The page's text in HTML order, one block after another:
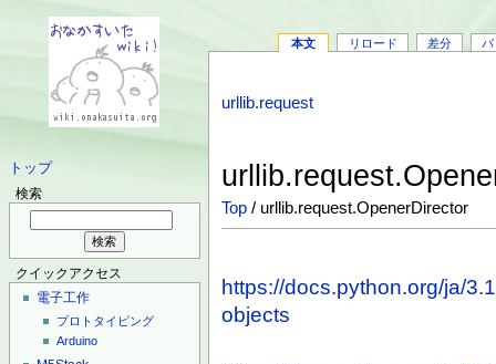
トップ
検索
クイックアクセス
電子工作
プロトタイピング
Arduino
本文 リロード 差分 バ
urllib.request
Top / urllib.request.OpenerDirector
https://docs.python.org/ja/
objects